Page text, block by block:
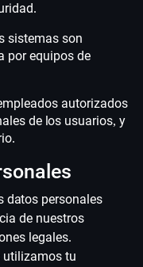
sistemas son
por equipos de
autorizados
de los usuarios, y
datos personales
de nuestros
legales.
utilizamos tu